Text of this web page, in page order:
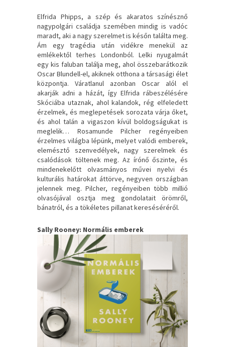
Elfrida Phipps, a szép és akaratos színésznő
nagypolgári családja szemében mindig is vadóc
maradt, aki a nagy szerelmet is későn találta meg.
Ám egy tragédia után vidékre menekül az
emlékektől terhes Londonból. Lelki nyugalmát
egy kis faluban találja meg, ahol összebarátkozik
Oscar Blundell-el, akiknek otthona a társasági élet
központja. Váratlanul azonban Oscar alól el
akarják adni a házát, így Elfrida rábeszélésére
Skóciába utaznak, ahol kalandok, rég elfeledett
érzelmek, és meglepetések sorozata várja őket,
és ahol talán a vigaszon kívül boldogságukat is
meglelik… Rosamunde Pilcher regényeiben
érzelmes világba lépünk, melyet valódi emberek,
elemésztő szenvedélyek, nagy szerelmek és
csalódások töltenek meg. Az írónő őszinte, és
mindenekelőtt olvasmányos művei nyelvi és
kulturális határokat áttörve, negyven országban
jelennek meg. Pilcher, regényeiben több millió
olvasójával osztja meg gondolatait örömről,
bánatról, és a tökéletes pillanat kereséséréről.
Sally Rooney: Normális emberek